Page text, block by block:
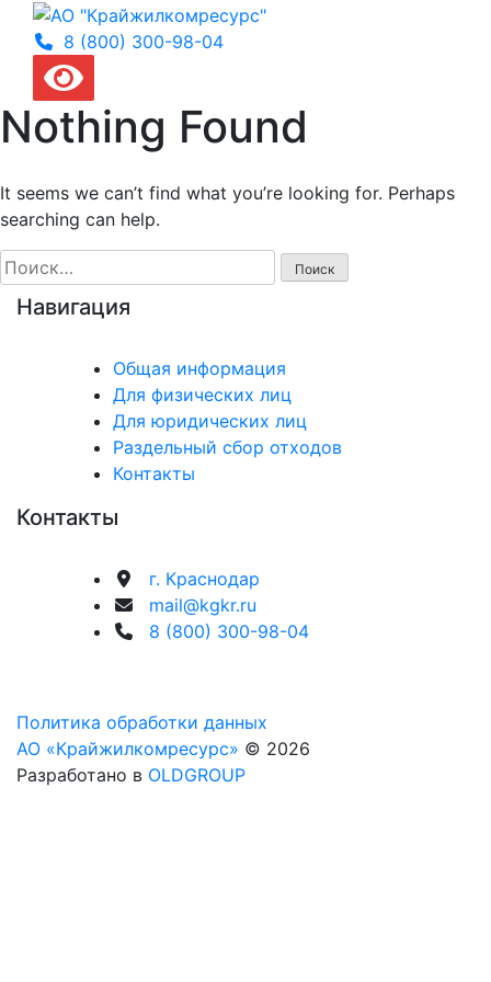
8 (800) 300-98-04
Nothing Found
It seems we can’t find what you’re looking for. Perhaps
searching can help.
Найти:
Навигация
Общая информация
Для физических лиц
Для юридических лиц
Раздельный сбор отходов
Контакты
Контакты
г. Краснодар
mail@kgkr.ru
8 (800) 300-98-04
Политика обработки данных
АО «Крайжилкомресурс» © 2026
Разработано в OLDGROUP